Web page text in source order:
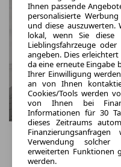
Ihnen passende
personalisierte
und diese auszuwerten.
lokal, wenn Sie diese
Lieblingsfahrzeuge
angeben. Dies
da eine erneute Eingabe
Ihrer Einwilligung
an von Ihnen
Cookies/Tools werden
von Ihnen bei
Informationen für 30
dieses Zeitraums
Verwendung solcher
erweiterten Funktionen
werden.